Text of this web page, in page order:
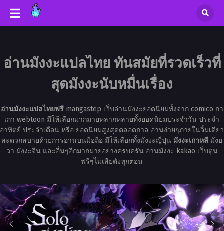
อ่านมังงะแปลไทย ทันสมัยที่รวดเร็วที่
สุดมังงะนับหมื่นเรื่อง
อ่านมังงะแปลไทยฟรีmangastep เว็บอ่านมังงะยอดนิยมทั้งจาก comico กา
เกา webtoon มีให้เลือกมากมายหลากหลายทั้งยอดนิยมประจำวัน ประจำ
อาทิตย์ ประจำเดือน หรือ ยอดนิยมสูงสุดตลอดกาล อ่านง่ายๆภายในจิ้มเดียว
สะดวกสบายด้วยการอ่านบนมือถือ มีให้เลือกทั้งมังงะญี่ปุ่น มังงะเกาหลีมังฮ
วา มังงะจีน และอื่นๆอีกมากมายอย่างครบครัน อ่านมังงะ kakao เว็บตูน
ฟรีๆไม่เสียตังทุกตอน